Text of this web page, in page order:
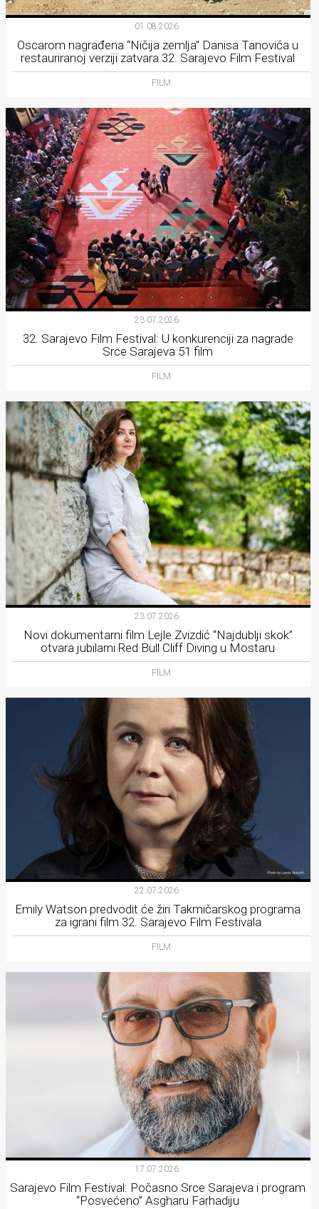
01.08.2026.
Oscarom nagrađena “Ničija zemlja” Danisa Tanovića u
restauriranoj verziji zatvara 32. Sarajevo Film Festival
FILM
23.07.2026.
32. Sarajevo Film Festival: U konkurenciji za nagrade
Srce Sarajeva 51 film
FILM
23.07.2026.
Novi dokumentarni film Lejle Zvizdić “Najdublji skok”
otvara jubilarni Red Bull Cliff Diving u Mostaru
FILM
22.07.2026.
Emily Watson predvodit će žiri Takmičarskog programa
za igrani film 32. Sarajevo Film Festivala
FILM
17.07.2026.
Sarajevo Film Festival: Počasno Srce Sarajeva i program
“Posvećeno” Asgharu Farhadiju